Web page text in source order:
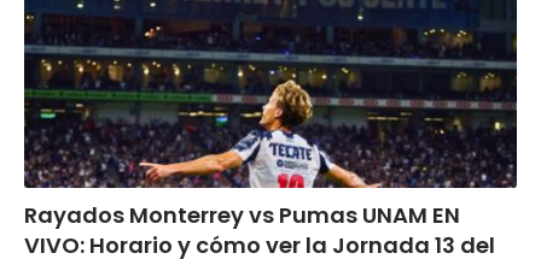
Rayados Monterrey vs Pumas UNAM EN
VIVO: Horario y cómo ver la Jornada 13 del